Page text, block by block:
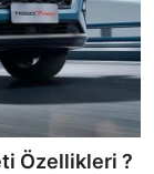
Özellikleri ?